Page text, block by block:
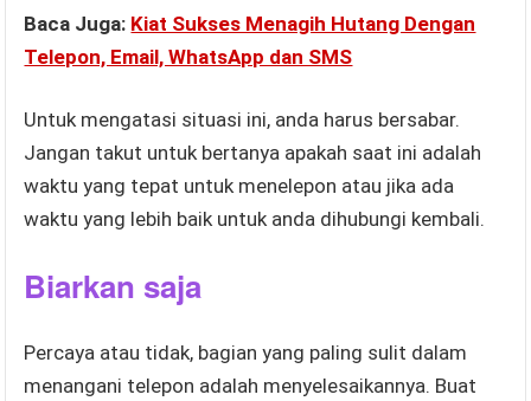
Baca Juga: Kiat Sukses Menagih Hutang Dengan
Telepon, Email, WhatsApp dan SMS
Untuk mengatasi situasi ini, anda harus bersabar.
Jangan takut untuk bertanya apakah saat ini adalah
waktu yang tepat untuk menelepon atau jika ada
waktu yang lebih baik untuk anda dihubungi kembali.
Biarkan saja
Percaya atau tidak, bagian yang paling sulit dalam
menangani telepon adalah menyelesaikannya. Buat